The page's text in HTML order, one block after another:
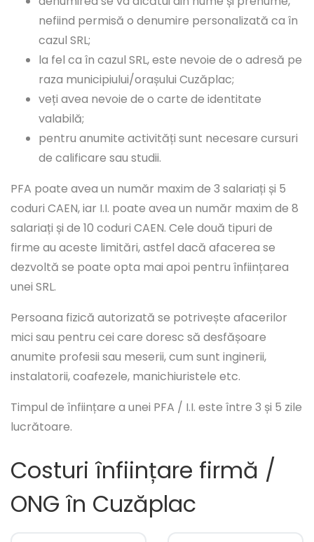
nefiind permisă o denumire personalizată ca în
cazul SRL;
la fel ca în cazul SRL, este nevoie de o adresă pe
raza municipiului/orașului Cuzăplac;
veți avea nevoie de o carte de identitate
valabilă;
pentru anumite activități sunt necesare cursuri
de calificare sau studii.
PFA poate avea un număr maxim de 3 salariați și 5
coduri CAEN, iar I.I. poate avea un număr maxim de 8
salariați și de 10 coduri CAEN. Cele două tipuri de
firme au aceste limitări, astfel dacă afacerea se
dezvoltă se poate opta mai apoi pentru înființarea
unei SRL.
Persoana fizică autorizată se potrivește afacerilor
mici sau pentru cei care doresc să desfășoare
anumite profesii sau meserii, cum sunt inginerii,
instalatorii, coafezele, manichiuristele etc.
Timpul de înființare a unei PFA / I.I. este între 3 și 5 zile
lucrătoare.
Costuri înființare firmă /
ONG în Cuzăplac